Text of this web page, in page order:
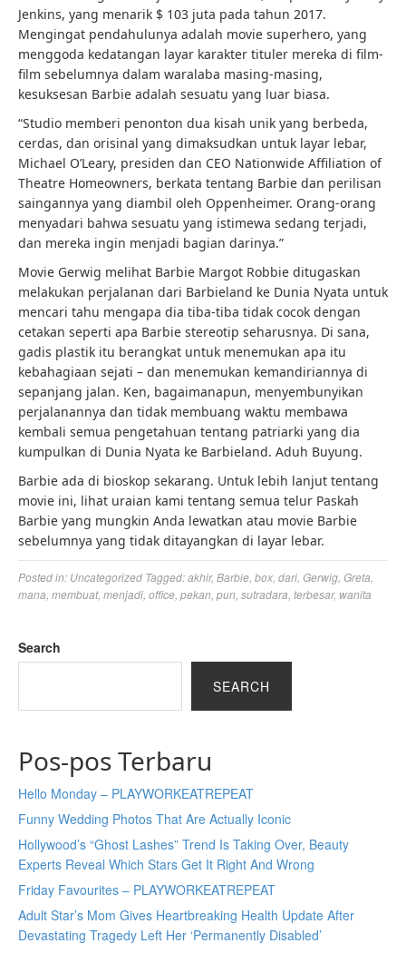
Jenkins, yang menarik $ 103 juta pada tahun 2017.
Mengingat pendahulunya adalah movie superhero, yang
menggoda kedatangan layar karakter tituler mereka di film-
film sebelumnya dalam waralaba masing-masing,
kesuksesan Barbie adalah sesuatu yang luar biasa.
“Studio memberi penonton dua kisah unik yang berbeda,
cerdas, dan orisinal yang dimaksudkan untuk layar lebar,
Michael O’Leary, presiden dan CEO Nationwide Affiliation of
Theatre Homeowners, berkata tentang Barbie dan perilisan
saingannya yang diambil oleh Oppenheimer. Orang-orang
menyadari bahwa sesuatu yang istimewa sedang terjadi,
dan mereka ingin menjadi bagian darinya.”
Movie Gerwig melihat Barbie Margot Robbie ditugaskan
melakukan perjalanan dari Barbieland ke Dunia Nyata untuk
mencari tahu mengapa dia tiba-tiba tidak cocok dengan
cetakan seperti apa Barbie stereotip seharusnya. Di sana,
gadis plastik itu berangkat untuk menemukan apa itu
kebahagiaan sejati – dan menemukan kemandiriannya di
sepanjang jalan. Ken, bagaimanapun, menyembunyikan
perjalanannya dan tidak membuang waktu membawa
kembali semua pengetahuan tentang patriarki yang dia
kumpulkan di Dunia Nyata ke Barbieland. Aduh Buyung.
Barbie ada di bioskop sekarang. Untuk lebih lanjut tentang
movie ini, lihat uraian kami tentang semua telur Paskah
Barbie yang mungkin Anda lewatkan atau movie Barbie
sebelumnya yang tidak ditayangkan di layar lebar.
Posted in: Uncategorized Tagged:akhir, Barbie box dari Gerwig Greta
mana membuat, menjadi office pekan pun sutradara terbesar, wanita
Search
SEARCH
Pos-pos Terbaru
Hello Monday – PLAYWORKEATREPEAT
Funny Wedding Photos That Are Actually Iconic
Hollywood’s “Ghost Lashes” Trend Is Taking Over, Beauty
Experts Reveal Which Stars Get It Right And Wrong
Friday Favourites – PLAYWORKEATREPEAT
Adult Star’s Mom Gives Heartbreaking Health Update After
Devastating Tragedy Left Her ‘Permanently Disabled’